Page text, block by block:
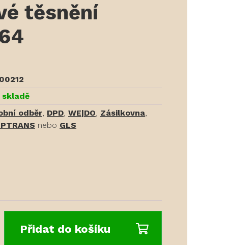
těsnění
skladě
odběr, DPD, WE|DO, Zásilkovna,
nebo GLS
Přidat do košíku